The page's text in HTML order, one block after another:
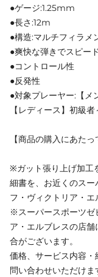
●ゲージ:1.25mm
●長さ:12m
●構造:マルチフィラメ
●爽快な弾きでスピー
●コントロール性
●反発性
●対象プレーヤー:【メ
【レディース】初級
【商品の購入にあたっ
※ガット張り上げ加工
細書を、お近くのス
フ・ヴィクトリア・エ
※スーパースポーツゼ
ア・エルブレスの店
合がございます。
価格、サービス内容
問い合わせいただけま